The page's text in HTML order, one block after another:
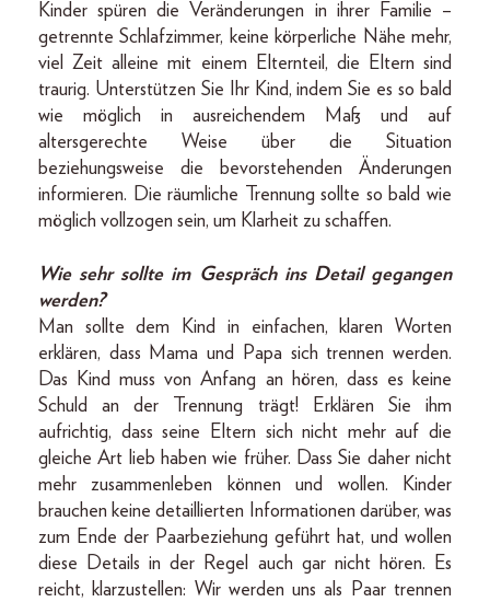
Kinder spüren die Veränderungen in ihrer Familie –
getrennte Schlafzimmer, keine körperliche Nähe mehr,
viel Zeit alleine mit einem Elternteil, die Eltern sind
traurig. Unterstützen Sie Ihr Kind, indem Sie es so bald
wie möglich in ausreichendem Maß und auf
altersgerechte Weise über die Situation
beziehungsweise die bevorstehenden Änderungen
informieren. Die räumliche Trennung sollte so bald wie
möglich vollzogen sein, um Klarheit zu schaffen.
Wie sehr sollte im Gespräch ins Detail gegangen
werden?
Man sollte dem Kind in einfachen, klaren Worten
erklären, dass Mama und Papa sich trennen werden.
Das Kind muss von Anfang an hören, dass es keine
Schuld an der Trennung trägt! Erklären Sie ihm
aufrichtig, dass seine Eltern sich nicht mehr auf die
gleiche Art lieb haben wie früher. Dass Sie daher nicht
mehr zusammenleben können und wollen. Kinder
brauchen keine detaillierten Informationen darüber, was
zum Ende der Paarbeziehung geführt hat, und wollen
diese Details in der Regel auch gar nicht hören. Es
reicht, klarzustellen: Wir werden uns als Paar trennen